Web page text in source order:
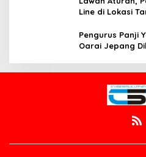
Line di Lokasi
Pengurus Panji
Oarai Jepang